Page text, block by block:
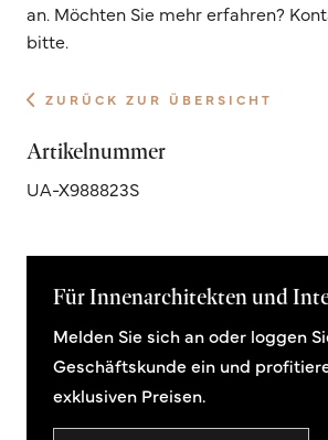
an. Möchten Sie mehr erfahren?
bitte.
ZURÜCK ZUR ÜBERSICHT
Artikelnummer
UA-X988823S
Für Innenarchitekten und
Melden Sie sich an oder loggen
Geschäftskunde ein und
exklusiven Preisen.